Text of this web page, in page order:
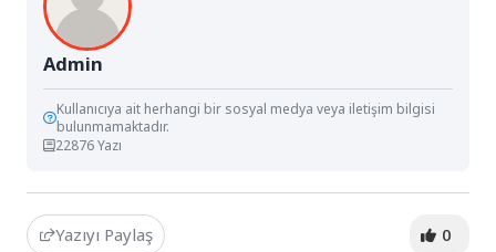
Admin
Kullanıcıya ait herhangi bir sosyal medya veya iletişim bilgisi
bulunmamaktadır.
22876 Yazı
Yazıyı Paylaş 0